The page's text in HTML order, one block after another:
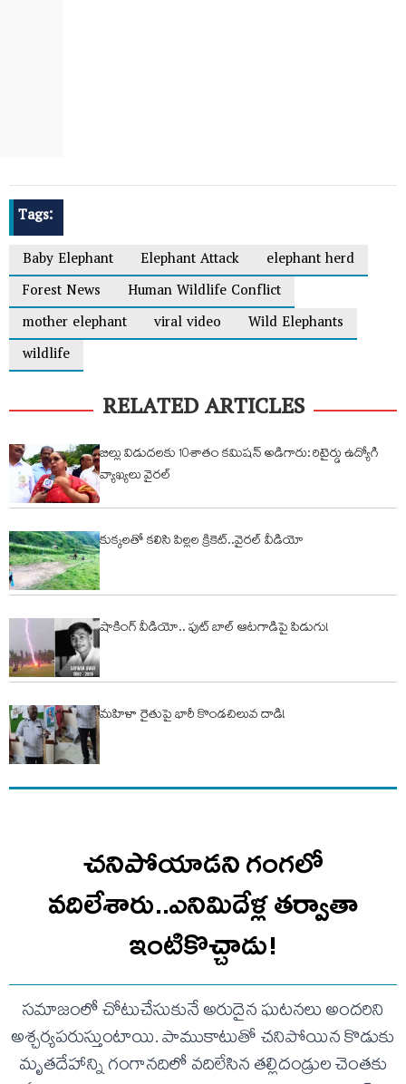
Tags:
Baby Elephant
Elephant Attack
elephant herd
Forest News
Human Wildlife Conflict
mother elephant
viral video
Wild Elephants
wildlife
RELATED ARTICLES
బిల్లు విడుదలకు 10శాతం కమిషన్ అడిగారు: రిటైర్డు ఉద్యోగి
వ్యాఖ్యలు వైరల్
కుక్కలతో కలిసి పిల్లల క్రికెట్..వైరల్ వీడియో
షాకింగ్ వీడియో.. ఫుట్ బాల్ ఆటగాడిపై పిడుగు!
మహిళా రైతుపై భారీ కొండచిలువ దాడి!
చనిపోయాడని గంగలో
వదిలేశారు..ఎనిమిదేళ్ల తర్వాతా
ఇంటికొచ్చాడు!
సమాజంలో చోటుచేసుకునే అరుదైన ఘటనలు అందరిని
అశ్చర్యపరుస్తుంటాయి. పాముకాటుతో చనిపోయిన కొడుకు
మృతదేహాన్ని గంగానదిలో వదిలేసిన తల్లిదండ్రుల చెంతకు